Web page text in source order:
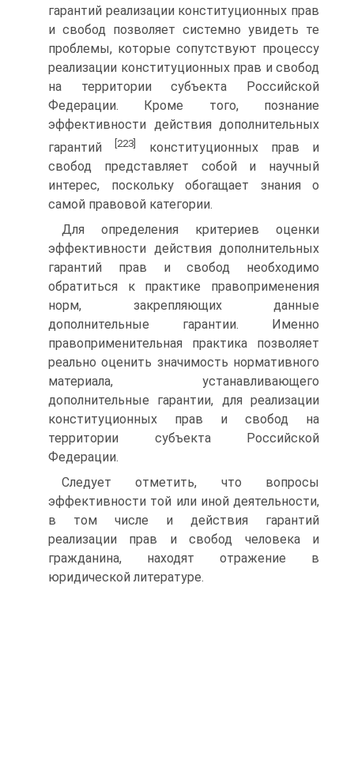
гарантий реализации конституционных прав
и свобод позволяет системно увидеть те
проблемы, которые сопутствуют процессу
реализации конституционных прав и свобод
на территории субъекта Российской
Федерации. Кроме того, познание
эффективности действия дополнительных
гарантий[223]
конституционных прав и
свобод представляет собой и научный
интерес, поскольку обогащает знания о
самой правовой категории.
Для определения критериев оценки
эффективности действия дополнительных
гарантий прав и свобод необходимо
обратиться к практике правоприменения
норм, закрепляющих данные
дополнительные гарантии. Именно
правоприменительная практика позволяет
реально оценить значимость нормативного
материала, устанавливающего
дополнительные гарантии, для реализации
конституционных прав и свобод на
территории субъекта Российской
Федерации.
Следует отметить, что вопросы
эффективности той или иной деятельности,
в том числе и действия гарантий
реализации прав и свобод человека и
гражданина, находят отражение в
юридической литературе.